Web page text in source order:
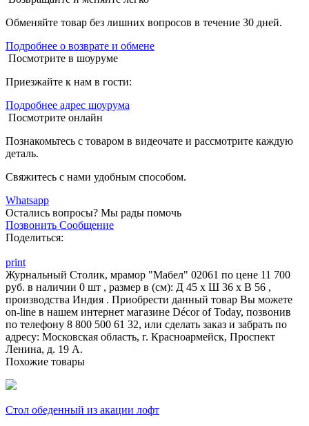
Обменяйте товар без лишних вопросов в течение 30 дней.
Подробнее о возврате и обмене
Посмотрите в шоуруме
Приезжайте к нам в гости:
Подробнее адрес шоурума
Посмотрите онлайн
Познакомьтесь с товаром в видеочате и рассмотрите каждую
деталь.
Свяжитесь с нами удобным способом.
Whatsapp
Остались вопросы? Мы рады помочь
Позвонить Сообщение
Поделиться:
print
Журнальный Столик, мрамор "Мабел" 02061 по цене 11 700
руб. в наличии 0 шт , размер в (см): Д 45 x Ш 36 x В 56 ,
производства Индия . Приобрести данный товар Вы можете
on-line в нашем интернет магазине Décor of Today, позвонив
по телефону 8 800 500 61 32, или сделать заказ и забрать по
адресу: Московская область, г. Красноармейск, Проспект
Ленина, д. 19 А.
Похожие товары
Стол обеденный из акации лофт